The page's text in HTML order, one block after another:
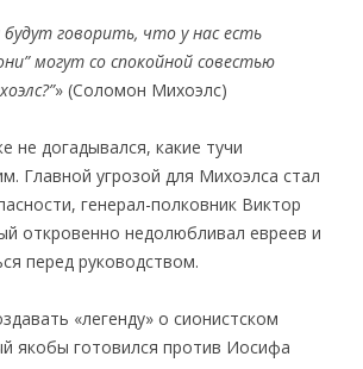
говорить, что у нас есть
могут со спокойной совестью
» (Соломон Михоэлс)
не догадывался, какие тучи
Главной угрозой для Михоэлса стал
генерал-полковник Виктор
откровенно недолюбливал евреев и
перед руководством.
«легенду» о сионистском
якобы готовился против Иосифа